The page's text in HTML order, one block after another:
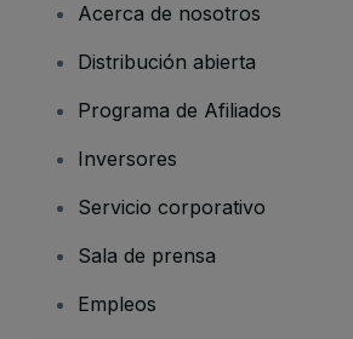
Acerca de nosotros
Distribución abierta
Programa de Afiliados
Inversores
Servicio corporativo
Sala de prensa
Empleos